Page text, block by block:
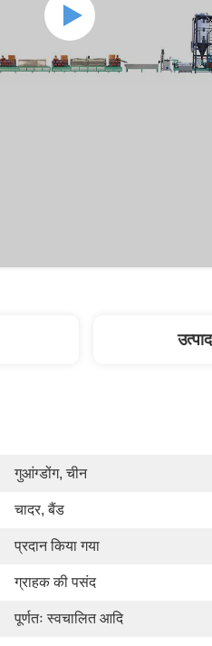
गुआंग्डोंग, चीन
चादर, बैंड
प्रदान किया गया
ग्राहक की पसंद
पूर्णतः स्वचालित आदि